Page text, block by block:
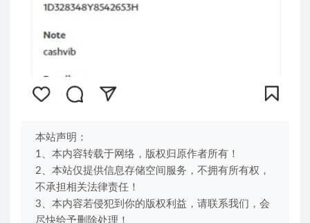
本站声明：
1、本内容转载于网络，版权归原作者所有！
2、本站仅提供信息存储空间服务，不拥有所有权，
不承担相关法律责任！
3、本内容若侵犯到你的版权利益，请联系我们，会
尽快给予删除处理！